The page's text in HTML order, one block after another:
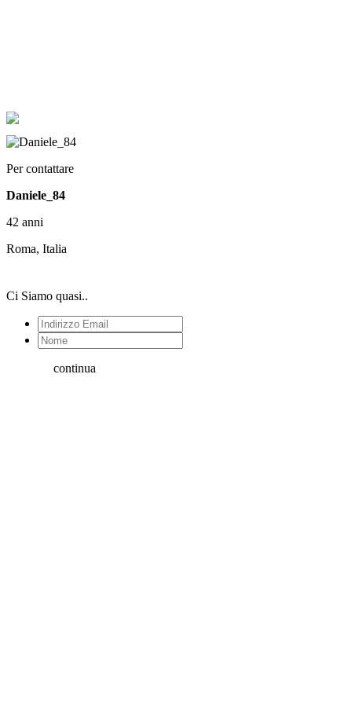
Per contattare
Daniele_84
42 anni
Roma, Italia
Ci Siamo quasi..
continua